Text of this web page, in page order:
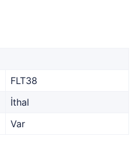
FLT38
İthal
Var